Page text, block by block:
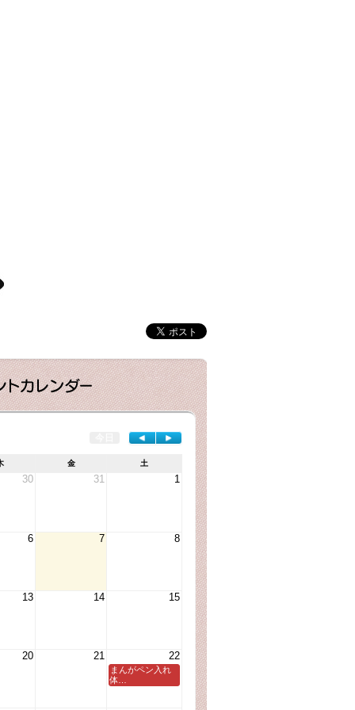
◄ ►
まんがペン入れ
体…
金 土
30 31 1
6 7 8
13 14 15
20 21 22